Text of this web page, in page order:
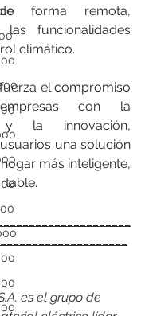
forma remota,
funcionalidades
climático.
el compromiso
con la
y la innovación,
una solución
más inteligente,
es el grupo de